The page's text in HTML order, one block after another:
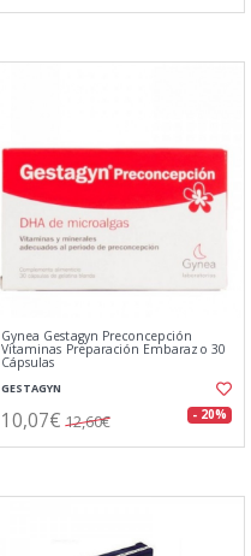
Gynea Gestagyn Preconcepción
Vitaminas Preparación Embarazo 30
Cápsulas
GESTAGYN
10,07€ 12,60€ - 20%